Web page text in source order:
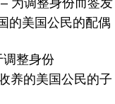
为调整身份而签发
的美国公民的配偶
调整身份
养的美国公民的子